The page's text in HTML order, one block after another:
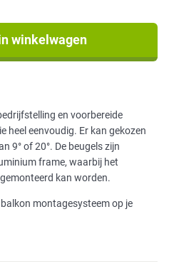
winkelwagen
en voorbereide
heel eenvoudig. Er kan gekozen
9° of 20°. De beugels zijn
frame, waarbij het
kan worden.
montagesysteem op je